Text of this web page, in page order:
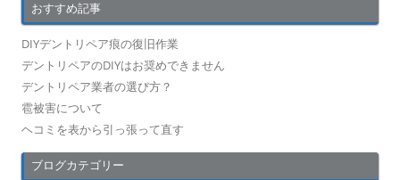
おすすめ記事
DIYデントリペア痕の復旧作業
デントリペアのDIYはお奨めできません
デントリペア業者の選び方？
雹被害について
ヘコミを表から引っ張って直す
ブログカテゴリー